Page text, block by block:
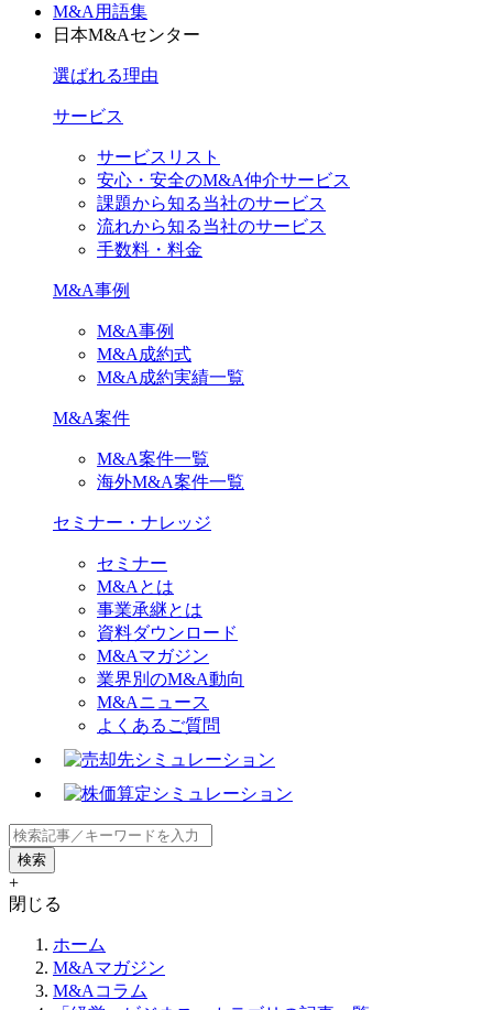
M&A用語集
日本M&Aセンター
選ばれる理由
サービス
サービスリスト
安心・安全のM&A仲介サービス
課題から知る当社のサービス
流れから知る当社のサービス
手数料・料金
M&A事例
M&A事例
M&A成約式
M&A成約実績一覧
M&A案件
M&A案件一覧
海外M&A案件一覧
セミナー・ナレッジ
セミナー
M&Aとは
事業承継とは
資料ダウンロード
M&Aマガジン
業界別のM&A動向
M&Aニュース
よくあるご質問
+
閉じる
ホーム
M&Aマガジン
M&Aコラム